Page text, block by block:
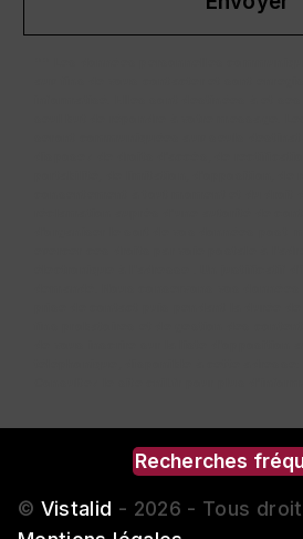
Recherches
© Vistalid - 2026 - Tous